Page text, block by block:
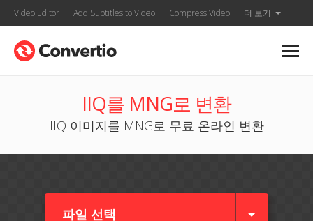
Video Editor Add Subtitles to Video Compress Video 더 보기
IIQ를 MNG로 변환
IIQ 이미지를 MNG로 무료 온라인 변환
파일 선택